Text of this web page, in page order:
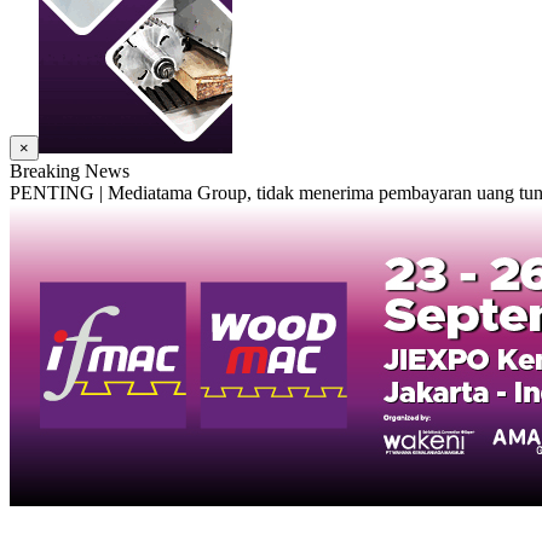
×
Breaking News
PENTING | Mediatama Group, tidak menerima pembayaran uang